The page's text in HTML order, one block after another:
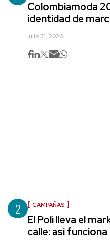
Colombiamoda
identidad de
julio 31, 2026
2 CAMPAÑAS
El Poli lleva el
calle: así